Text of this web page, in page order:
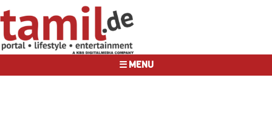
☰ MENU